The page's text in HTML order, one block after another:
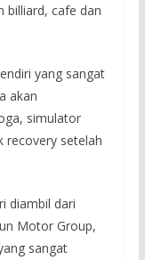
billiard, cafe dan
yang sangat
akan
simulator
recovery setelah
diambil dari
Motor Group,
sangat